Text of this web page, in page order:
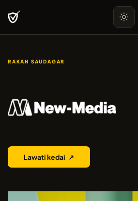
RAKAN SAUDAGAR
Lawati kedai ↗